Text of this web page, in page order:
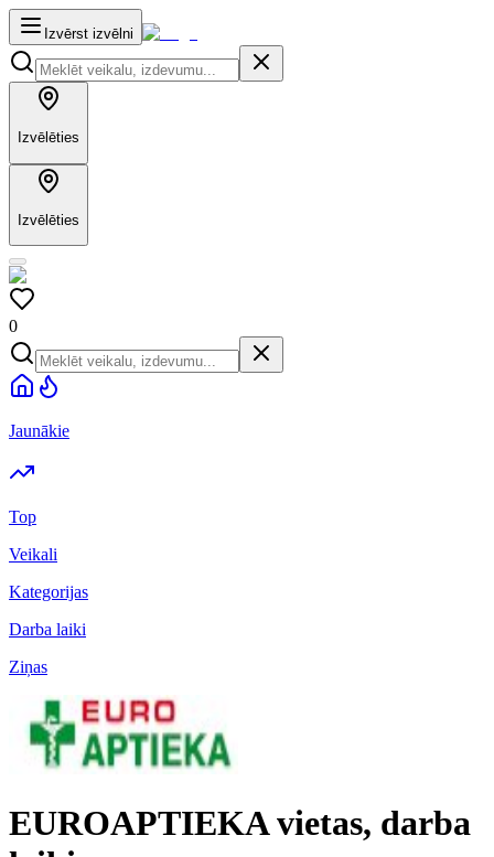
Izvērst izvēlni
Izvēlēties
Izvēlēties
0
Jaunākie
Top
Veikali
Kategorijas
Darba laiki
Ziņas
EUROAPTIEKA vietas, darba